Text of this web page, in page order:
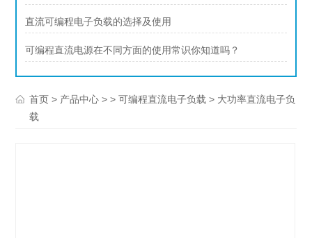
直流可编程电子负载的选择及使用
可编程直流电源在不同方面的使用常识你知道吗？
首页 > 产品中心 > >可编程直流电子负载 > 大功率直流电子负
载